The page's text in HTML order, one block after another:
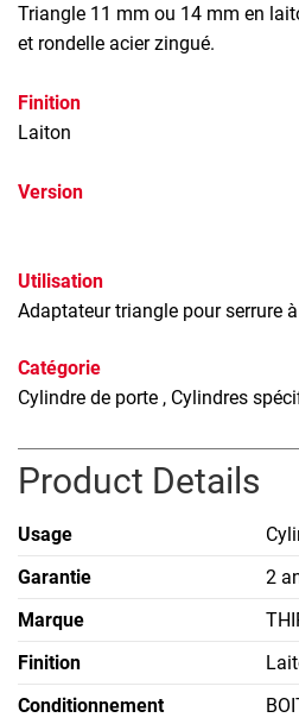
Triangle 11 mm ou 14 mm en
et rondelle acier zingué.
Finition
Laiton
Version
Utilisation
Adaptateur triangle pour serrure
Catégorie
Cylindre de porte , Cylindres
Product Details
Usage
Garantie
2
Marque
Finition
Conditionnement